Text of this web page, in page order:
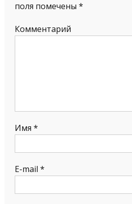
поля помечены *
Комментарий
Имя *
E-mail *